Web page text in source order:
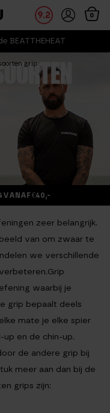
BEATTHEHEAT
9.2 0
grip
VANAF €40,-
zeer belangrijk.
van om zwaar te
we verschillende
Grip
waarbij je
grip bepaalt deels
mate je elke spier
up en de chin-up.
de andere grip bij
meer aan dan bij de
grips zijn: